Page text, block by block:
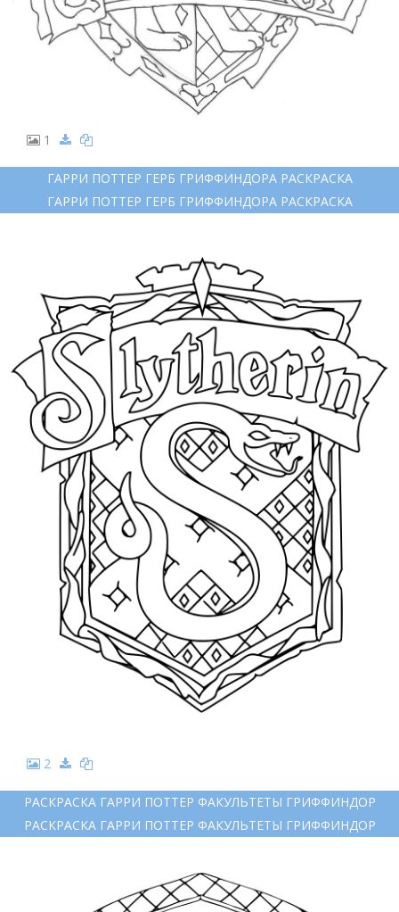
1
ГАРРИ ПОТТЕР ГЕРБ ГРИФФИНДОРА РАСКРАСКА
ГАРРИ ПОТТЕР ГЕРБ ГРИФФИНДОРА РАСКРАСКА
2
РАСКРАСКА ГАРРИ ПОТТЕР ФАКУЛЬТЕТЫ ГРИФФИНДОР
РАСКРАСКА ГАРРИ ПОТТЕР ФАКУЛЬТЕТЫ ГРИФФИНДОР